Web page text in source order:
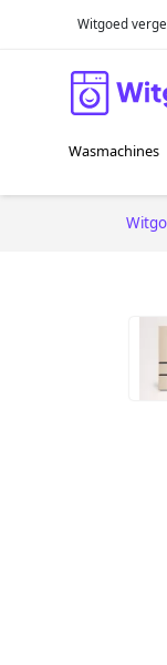
Witgoed
Wasmachines